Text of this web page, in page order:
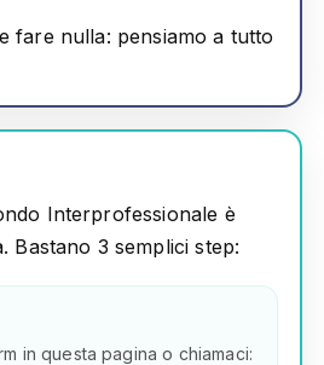
fare nulla: pensiamo a tutto
Interprofessionale è
Bastano 3 semplici step:
in questa pagina o chiamaci: